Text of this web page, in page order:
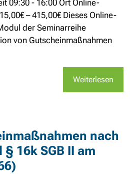
09:30 - 16:00 Ort Online-
– 415,00€ Dieses Online-
der Seminarreihe
von Gutscheinmaßnahmen
Weiterlesen
nach
§ 16k SGB II am